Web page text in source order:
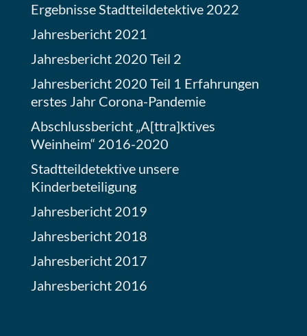
Ergebnisse Stadtteildetektive 2022
Jahresbericht 2021
Jahresbericht 2020 Teil 2
Jahresbericht 2020 Teil 1 Erfahrungen
erstes Jahr Corona-Pandemie
Abschlussbericht „A[ttra]ktives
Weinheim“ 2016-2020
Stadtteildetektive unsere
Kinderbeteiligung
Jahresbericht 2019
Jahresbericht 2018
Jahresbericht 2017
Jahresbericht 2016